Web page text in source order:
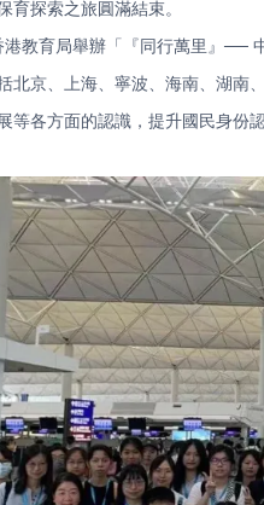
育探索之旅圓滿結束。
港教育局舉辦「『同行萬里』──
北京、上海、寧波、海南、湖南
等各方面的認識，提升國民身份認